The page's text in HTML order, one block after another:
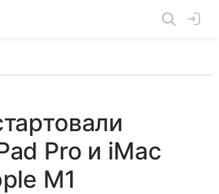
Pro и iMac
M1